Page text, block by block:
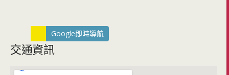
Google即時導航
交通資訊